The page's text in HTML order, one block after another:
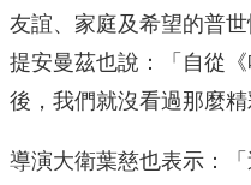
友誼、 家庭及希望的普
提安曼茲也說：「 自從
後， 我們就沒看過那麼精
導演大衛葉慈也表示：